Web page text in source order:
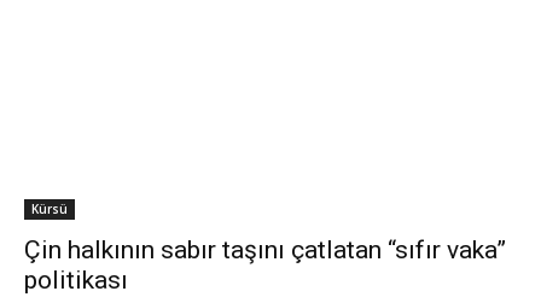
Kürsü
Çin halkının sabır taşını çatlatan “sıfır vaka”
politikası